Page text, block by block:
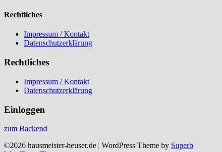
Rechtliches
Impressum / Kontakt
Datenschutzerklärung
Rechtliches
Impressum / Kontakt
Datenschutzerklärung
Einloggen
zum Backend
©2026 hausmeister-heuser.de | WordPress Theme by Superb